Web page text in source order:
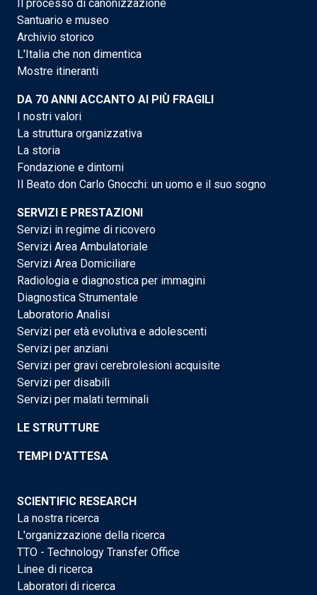
Il processo di canonizzazione
Santuario e museo
Archivio storico
L'Italia che non dimentica
Mostre itineranti
DA 70 ANNI ACCANTO AI PIÙ FRAGILI
I nostri valori
La struttura organizzativa
La storia
Fondazione e dintorni
Il Beato don Carlo Gnocchi: un uomo e il suo sogno
SERVIZI E PRESTAZIONI
Servizi in regime di ricovero
Servizi Area Ambulatoriale
Servizi Area Domiciliare
Radiologia e diagnostica per immagini
Diagnostica Strumentale
Laboratorio Analisi
Servizi per età evolutiva e adolescenti
Servizi per anziani
Servizi per gravi cerebrolesioni acquisite
Servizi per disabili
Servizi per malati terminali
LE STRUTTURE
TEMPI D'ATTESA
SCIENTIFIC RESEARCH
La nostra ricerca
L'organizzazione della ricerca
TTO - Technology Transfer Office
Linee di ricerca
Laboratori di ricerca